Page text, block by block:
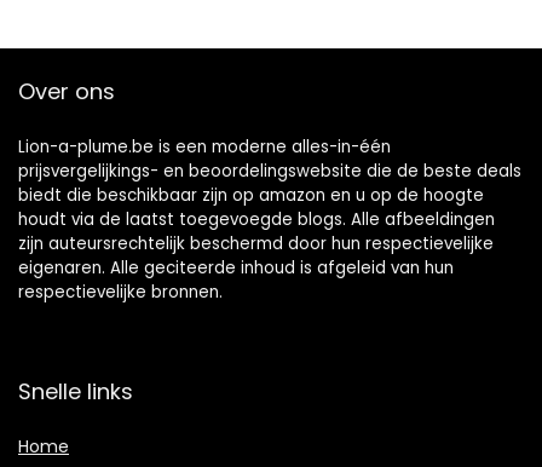
Over ons
Lion-a-plume.be is een moderne alles-in-één
prijsvergelijkings- en beoordelingswebsite die de beste deals
biedt die beschikbaar zijn op amazon en u op de hoogte
houdt via de laatst toegevoegde blogs. Alle afbeeldingen
zijn auteursrechtelijk beschermd door hun respectievelijke
eigenaren. Alle geciteerde inhoud is afgeleid van hun
respectievelijke bronnen.
Snelle links
Home